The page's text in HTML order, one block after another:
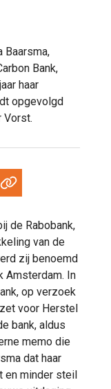
Baarsma,
Bank,
haar
opgevolgd
Vorst.
de Rabobank,
van de
zij benoemd
Amsterdam. In
op verzoek
voor Herstel
bank, aldus
memo die
dat haar
en minder steil